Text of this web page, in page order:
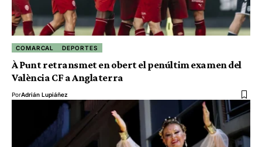
COMARCAL DEPORTES
À Punt retransmet en obert el penúltim examen del
València CF a Anglaterra
PorAdrián Lupiáñez